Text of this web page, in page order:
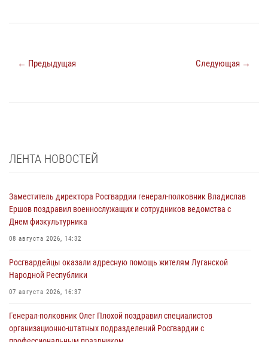
← Предыдущая Следующая →
ЛЕНТА НОВОСТЕЙ
Заместитель директора Росгвардии генерал-полковник Владислав
Ершов поздравил военнослужащих и сотрудников ведомства с
Днем физкультурника
08 августа 2026, 14:32
Росгвардейцы оказали адресную помощь жителям Луганской
Народной Республики
07 августа 2026, 16:37
Генерал-полковник Олег Плохой поздравил специалистов
организационно-штатных подразделений Росгвардии с